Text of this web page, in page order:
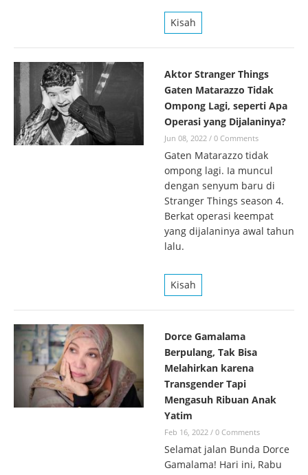
Kisah
Aktor Stranger Things
Gaten Matarazzo Tidak
Ompong Lagi, seperti Apa
Operasi yang Dijalaninya?
Jun 08, 2022 / 0 Comments
Gaten Matarazzo tidak
ompong lagi. Ia muncul
dengan senyum baru di
Stranger Things season 4.
Berkat operasi keempat
yang dijalaninya awal tahun
lalu.
Kisah
Dorce Gamalama
Berpulang, Tak Bisa
Melahirkan karena
Transgender Tapi
Mengasuh Ribuan Anak
Yatim
Feb 16, 2022 / 0 Comments
Selamat jalan Bunda Dorce
Gamalama! Hari ini, Rabu